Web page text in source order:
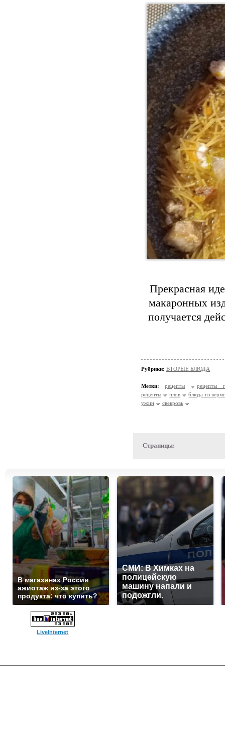
Прекрасная
макаронных
получается
Рубрики: ВТОРЫЕ БЛЮДА
Метки: рецепты
рецепты
рецепты
плов
блюда из
ужин
свекровь
Страницы:
В магазинах России
ажиотаж из-за этого
продукта: что купить?
СМИ: В Химках на
полицейскую
машину напали и
подожгли.
LiveInternet